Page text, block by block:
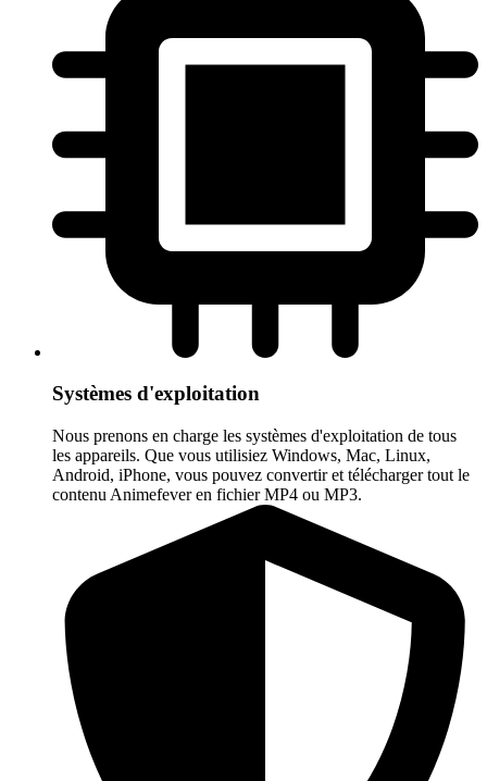
Systèmes d'exploitation
Nous prenons en charge les systèmes d'exploitation de tous
les appareils. Que vous utilisiez Windows, Mac, Linux,
Android, iPhone, vous pouvez convertir et télécharger tout le
contenu Animefever en fichier MP4 ou MP3.